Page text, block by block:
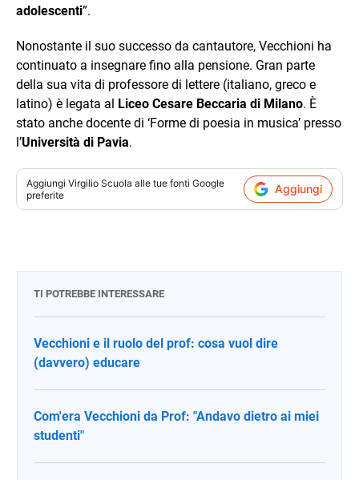
adolescenti”.
Nonostante il suo successo da cantautore, Vecchioni ha
continuato a insegnare fino alla pensione. Gran parte
della sua vita di professore di lettere (italiano, greco e
latino) è legata al Liceo Cesare Beccaria di Milano. È
stato anche docente di ‘Forme di poesia in musica’ presso
l’Università di Pavia.
Aggiungi Virgilio Scuola alle tue fonti Google
preferite
Aggiungi
TI POTREBBE INTERESSARE
Vecchioni e il ruolo del prof: cosa vuol dire
(davvero) educare
Com'era Vecchioni da Prof: "Andavo dietro ai miei
studenti"